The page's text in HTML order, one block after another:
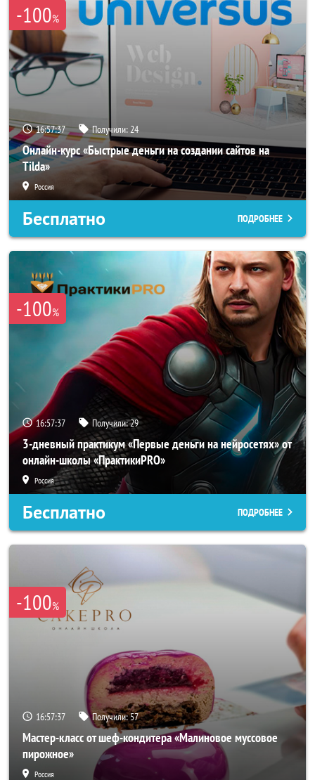
-100%
16:57:34 Получили:24
Онлайн-курс «Быстрые деньги на создании сайтов на
Tilda»
Россия
Бесплатно ПОДРОБНЕЕ
-100%
16:57:34 Получили:29
3-дневный практикум «Первые деньги на нейросетях» от
онлайн-школы «ПрактикиPRO»
Россия
Бесплатно ПОДРОБНЕЕ
-100%
16:57:34 Получили:57
Мастер-класс от шеф-кондитера «Малиновое муссовое
пирожное»
Россия